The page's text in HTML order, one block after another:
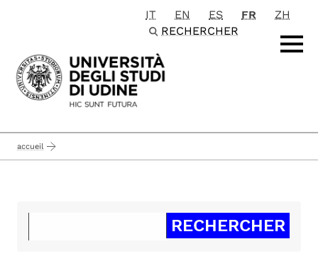
Passa al contenuto principale
IT EN ES FR
ZH
RECHERCHER
accueil